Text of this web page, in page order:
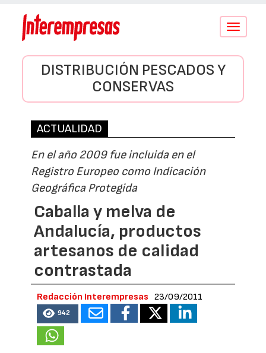
Conmutar
DISTRIBUCIÓN PESCADOS Y
CONSERVAS
ACTUALIDAD
En el año 2009 fue incluida en el
Registro Europeo como Indicación
Geográfica Protegida
Caballa y melva de
Andalucía, productos
artesanos de calidad
contrastada
Redacción Interempresas 23/09/2011
942